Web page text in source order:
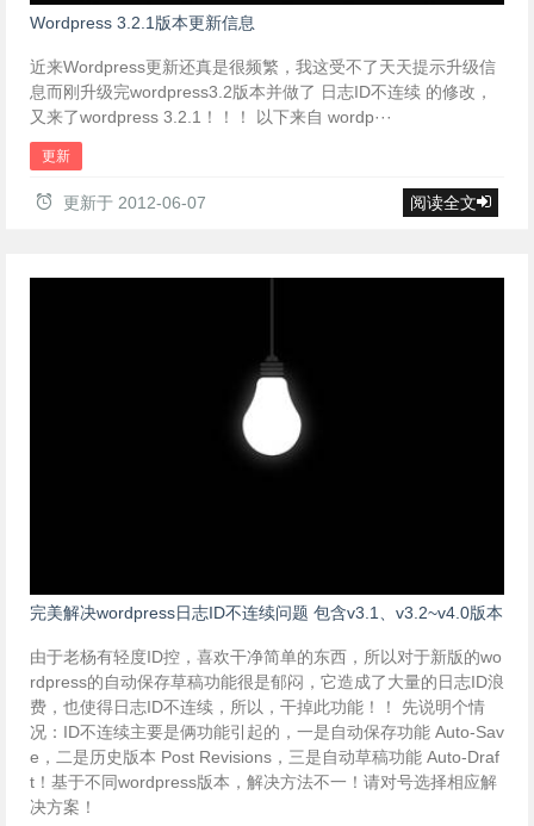
Wordpress 3.2.1版本更新信息
近来Wordpress更新还真是很频繁，我这受不了天天提示升级信
息而刚升级完wordpress3.2版本并做了 日志ID不连续 的修改，
又来了wordpress 3.2.1！！！ 以下来自 wordp···
更新
更新于 2012-06-07 阅读全文
完美解决wordpress日志ID不连续问题 包含v3.1、v3.2~v4.0版本
由于老杨有轻度ID控，喜欢干净简单的东西，所以对于新版的wo
rdpress的自动保存草稿功能很是郁闷，它造成了大量的日志ID浪
费，也使得日志ID不连续，所以，干掉此功能！！ 先说明个情
况：ID不连续主要是俩功能引起的，一是自动保存功能 Auto-Sav
e，二是历史版本 Post Revisions，三是自动草稿功能 Auto-Draf
t！基于不同wordpress版本，解决方法不一！请对号选择相应解
决方案！